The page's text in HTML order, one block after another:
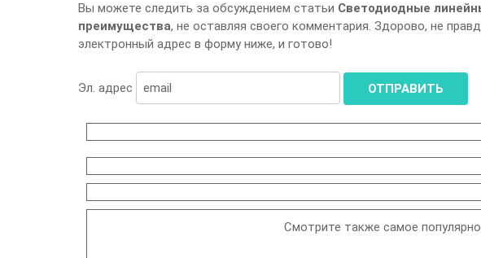
Вы можете следить за обсуждением статьи Светодиодные
преимущества, не оставляя своего комментария. Здорово, не
электронный адрес в форму ниже, и готово!
Эл. адрес
Смотрите также самое